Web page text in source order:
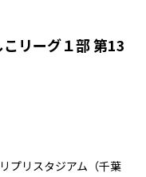
リーグ１部 第13
プリスタジアム（千葉